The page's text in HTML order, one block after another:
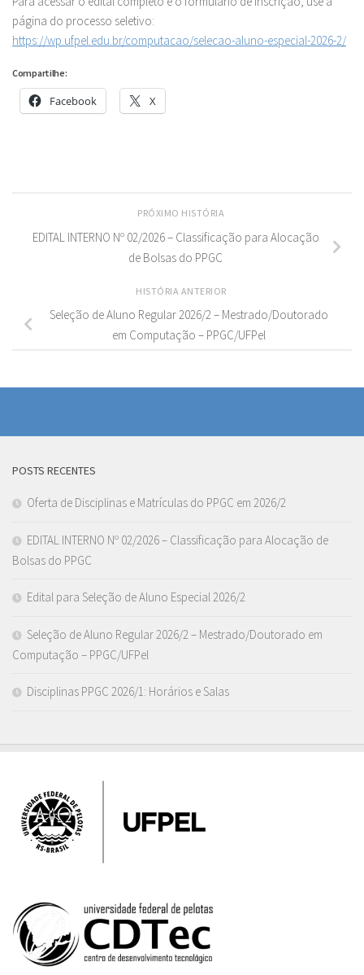
página do processo seletivo:
https://wp.ufpel.edu.br/computacao/selecao-aluno-especial-2026-2/
Compartilhe:
Facebook X
PRÓXIMO HISTÓRIA
EDITAL INTERNO Nº 02/2026 – Classificação para Alocação
de Bolsas do PPGC
HISTÓRIA ANTERIOR
Seleção de Aluno Regular 2026/2 – Mestrado/Doutorado
em Computação – PPGC/UFPel
POSTS RECENTES
Oferta de Disciplinas e Matrículas do PPGC em 2026/2
EDITAL INTERNO Nº 02/2026 – Classificação para Alocação de
Bolsas do PPGC
Edital para Seleção de Aluno Especial 2026/2
Seleção de Aluno Regular 2026/2 – Mestrado/Doutorado em
Computação – PPGC/UFPel
Disciplinas PPGC 2026/1: Horários e Salas